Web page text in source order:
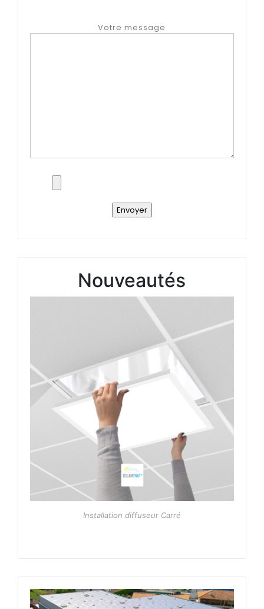
Votre message
Nouveautés
Installation diffuseur Carré